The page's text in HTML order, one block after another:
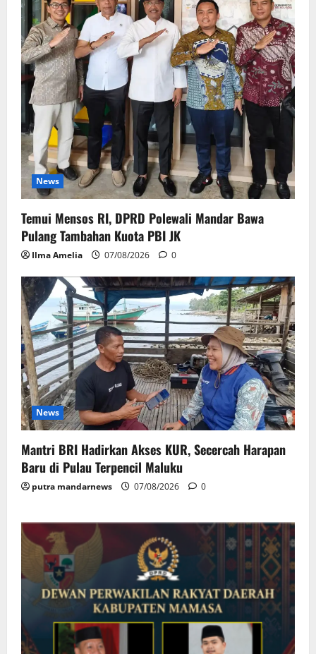
News
Temui Mensos RI, DPRD Polewali Mandar Bawa
Pulang Tambahan Kuota PBI JK
Ilma Amelia 07/08/2026 0
News
Mantri BRI Hadirkan Akses KUR, Secercah Harapan
Baru di Pulau Terpencil Maluku
putra mandarnews 07/08/2026 0